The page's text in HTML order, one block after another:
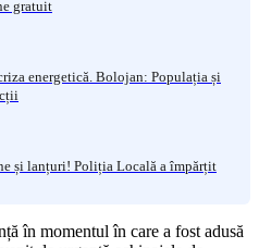
gratuit
energetică. Bolojan: Populația și
și lanțuri! Poliția Locală a împărțit
în momentul în care a fost adusă